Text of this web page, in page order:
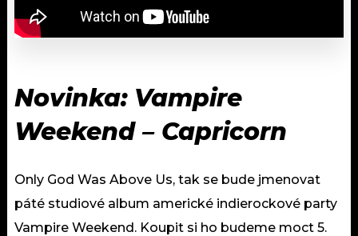
Novinka: Vampire
Weekend – Capricorn
Only God Was Above Us, tak se bude jmenovat
páté studiové album americké indierockové party
Vampire Weekend. Koupit si ho budeme moct 5.